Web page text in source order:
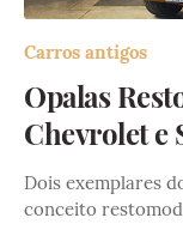
Carros antigos
Opalas
Chevrolet e
Dois exemplares
conceito